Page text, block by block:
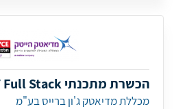
הכשרת מתכנתי NET Full Stack
מכללת מדיאטק ג'ון ברייס בע"מ